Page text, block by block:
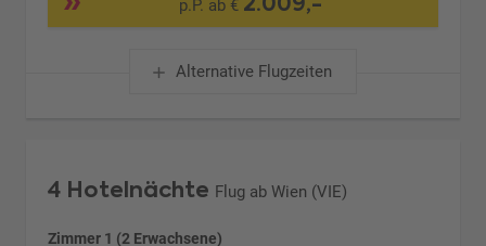
p.P. ab €
Alternative Flugzeiten
4 Hotelnächte Flug ab Wien (VIE)
Zimmer 1 (2 Erwachsene)